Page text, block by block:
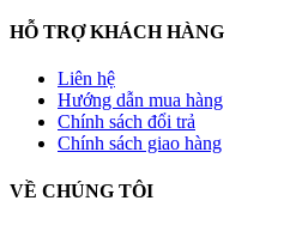
HỖ TRỢ KHÁCH HÀNG
Liên hệ
Hướng dẫn mua hàng
Chính sách đổi trả
Chính sách giao hàng
VỀ CHÚNG TÔI